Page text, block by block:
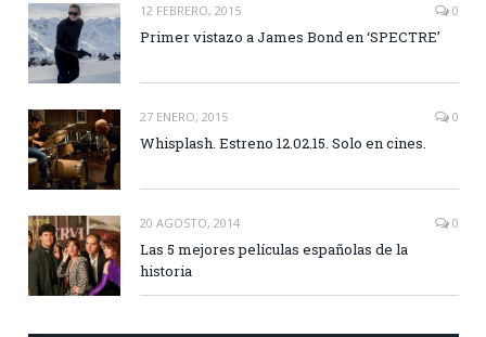
12 FEBRERO, 2015 0
Primer vistazo a James Bond en ‘SPECTRE’
27 ENERO, 2015 0
Whisplash. Estreno 12.02.15. Solo en cines.
20 AGOSTO, 2014 0
Las 5 mejores películas españolas de la
historia